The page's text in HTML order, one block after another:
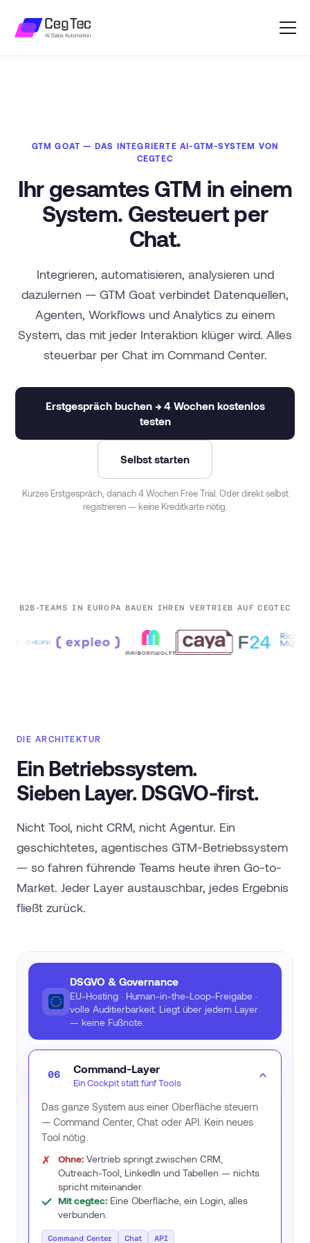
GTM GOAT — DAS INTEGRIERTE AI-GTM-SYSTEM VON
CEGTEC
Ihr gesamtes GTM in einem
System. Gesteuert per
Chat.
Integrieren, automatisieren, analysieren und
dazulernen — GTM Goat verbindet Datenquellen,
Agenten, Workflows und Analytics zu einem
System, das mit jeder Interaktion klüger wird. Alles
steuerbar per Chat im Command Center.
Erstgespräch buchen → 4 Wochen kostenlos
testen
Selbst starten
Kurzes Erstgespräch, danach 4 Wochen Free Trial. Oder direkt selbst
registrieren — keine Kreditkarte nötig.
B2B-TEAMS IN EUROPA BAUEN IHREN VERTRIEB AUF CEGTEC
DIE ARCHITEKTUR
Ein Betriebssystem.
Sieben Layer. DSGVO-first.
Nicht Tool, nicht CRM, nicht Agentur. Ein
geschichtetes, agentisches GTM-Betriebssystem
— so fahren führende Teams heute ihren Go-to-
Market. Jeder Layer austauschbar, jedes Ergebnis
fließt zurück.
DSGVO & Governance
EU-Hosting · Human-in-the-Loop-Freigabe ·
volle Auditierbarkeit. Liegt über jedem Layer
— keine Fußnote.
06 Command-Layer
Ein Cockpit statt fünf Tools
Das ganze System aus einer Oberfläche steuern
— Command Center, Chat oder API. Kein neues
Tool nötig.
Ohne: Vertrieb springt zwischen CRM,
Outreach-Tool, LinkedIn und Tabellen — nichts
spricht miteinander.
Mit cegtec: Eine Oberfläche, ein Login, alles
verbunden.
Command Center Chat API